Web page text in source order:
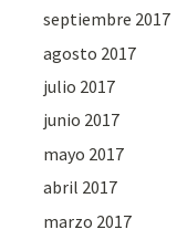
septiembre 2017
agosto 2017
julio 2017
junio 2017
mayo 2017
abril 2017
marzo 2017